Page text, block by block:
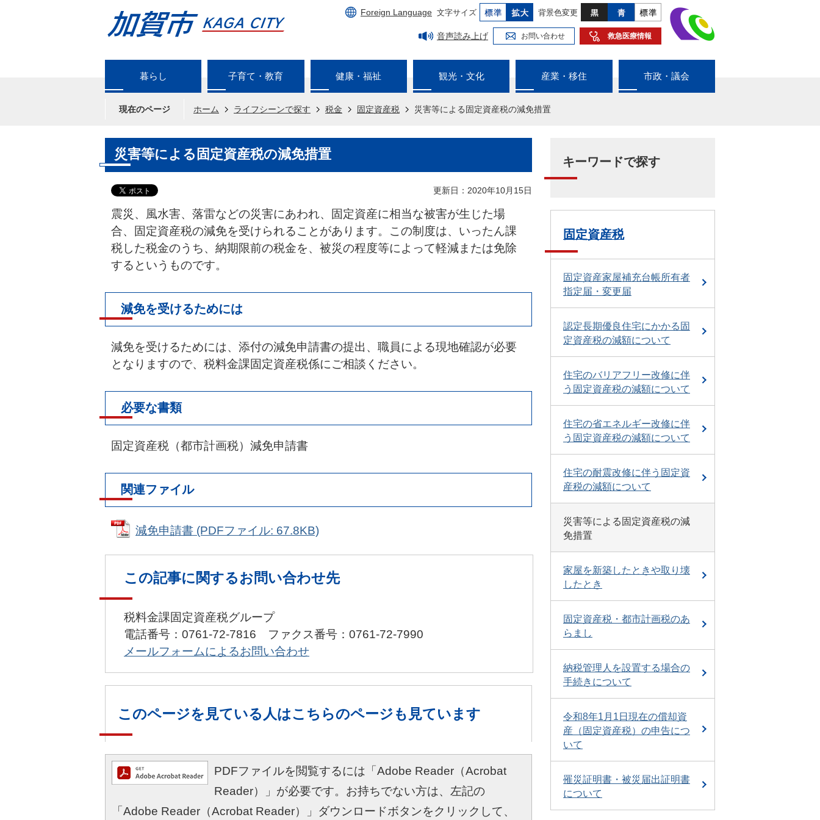
Foreign Language 文字サイズ 背景色変更
音声読み上げ お問い合わせ 救急医療情報
暮らし 子育て・教育 健康・福祉 観光・文化 産業・移住 市政・議会
現在のページ ホーム ライフシーンで探す 税金 固定資産税 災害等による固定資産税の減免措置
災害等による固定資産税の減免措置
更新日：2020年10月15日
震災、風水害、落雷などの災害にあわれ、固定資産に相当な被害が生じた場
合、固定資産税の減免を受けられることがあります。この制度は、いったん課
税した税金のうち、納期限前の税金を、被災の程度等によって軽減または免除
するというものです。
減免を受けるためには
減免を受けるためには、添付の減免申請書の提出、職員による現地確認が必要
となりますので、税料金課固定資産税係にご相談ください。
必要な書類
固定資産税（都市計画税）減免申請書
関連ファイル
減免申請書 (PDFファイル: 67.8KB)
この記事に関するお問い合わせ先
税料金課固定資産税グループ
電話番号：0761-72-7816 ファクス番号：0761-72-7990
メールフォームによるお問い合わせ
このページを見ている人はこちらのページも見ています
PDFファイルを閲覧するには「Adobe Reader（Acrobat
Reader）」が必要です。お持ちでない方は、左記の
「Adobe Reader（Acrobat Reader）」ダウンロードボタンをクリックして、
キーワードで探す
固定資産税
固定資産家屋補充台帳所有者
指定届・変更届
認定長期優良住宅にかかる固
定資産税の減額について
住宅のバリアフリー改修に伴
う固定資産税の減額について
住宅の省エネルギー改修に伴
う固定資産税の減額について
住宅の耐震改修に伴う固定資
産税の減額について
災害等による固定資産税の減
免措置
家屋を新築したときや取り壊
したとき
固定資産税・都市計画税のあ
らまし
納税管理人を設置する場合の
手続きについて
令和8年1月1日現在の償却資
産（固定資産税）の申告につ
いて
罹災証明書・被災届出証明書
について